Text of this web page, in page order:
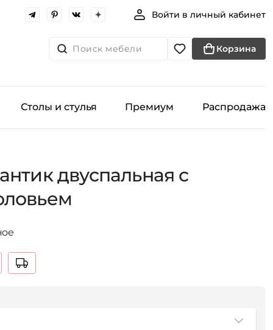
Войти в личный кабинет
Поиск мебели Корзина
Столы и стулья Премиум Распродажа
двуспальная с